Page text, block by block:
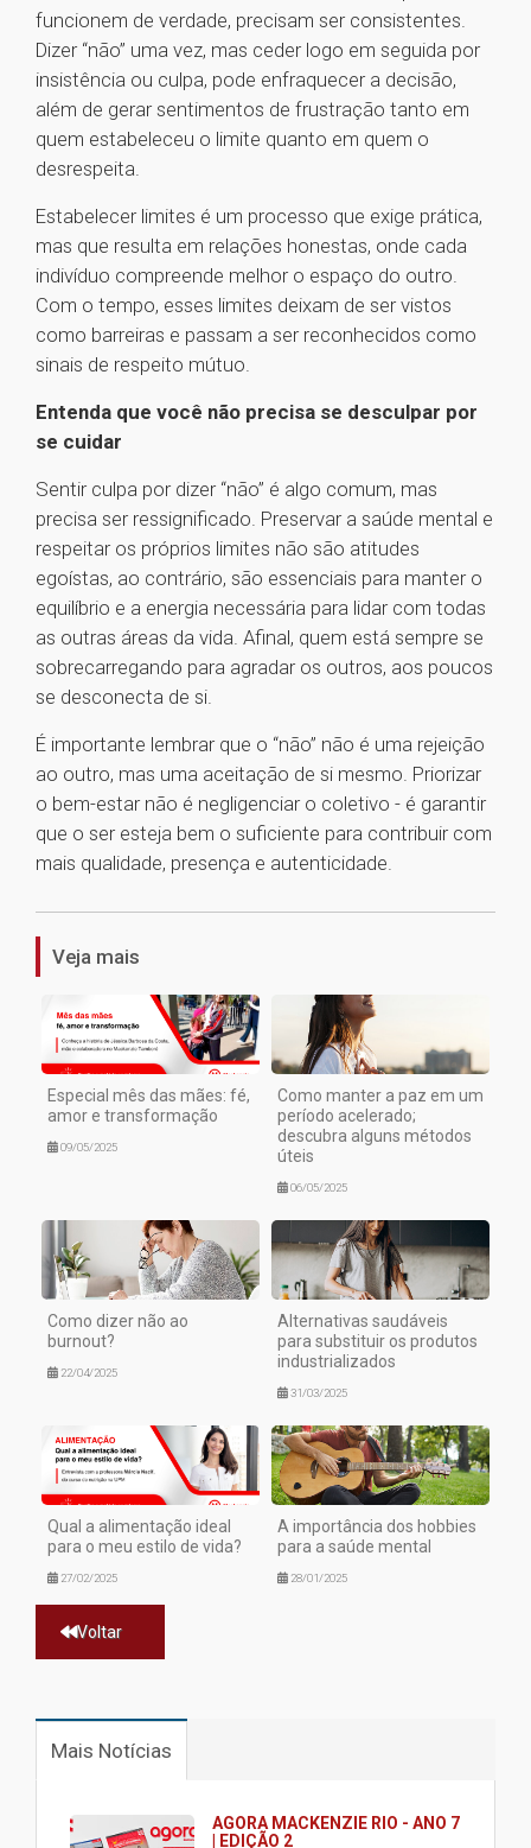
funcionem de verdade, precisam ser consistentes.
Dizer “não” uma vez, mas ceder logo em seguida por
insistência ou culpa, pode enfraquecer a decisão,
além de gerar sentimentos de frustração tanto em
quem estabeleceu o limite quanto em quem o
desrespeita.
Estabelecer limites é um processo que exige prática,
mas que resulta em relações honestas, onde cada
indivíduo compreende melhor o espaço do outro.
Com o tempo, esses limites deixam de ser vistos
como barreiras e passam a ser reconhecidos como
sinais de respeito mútuo.
Entenda que você não precisa se desculpar por
se cuidar
Sentir culpa por dizer “não” é algo comum, mas
precisa ser ressignificado. Preservar a saúde mental e
respeitar os próprios limites não são atitudes
egoístas, ao contrário, são essenciais para manter o
equilíbrio e a energia necessária para lidar com todas
as outras áreas da vida. Afinal, quem está sempre se
sobrecarregando para agradar os outros, aos poucos
se desconecta de si.
É importante lembrar que o “não” não é uma rejeição
ao outro, mas uma aceitação de si mesmo. Priorizar
o bem-estar não é negligenciar o coletivo - é garantir
que o ser esteja bem o suficiente para contribuir com
mais qualidade, presença e autenticidade.
1
Veja mais
Especial mês das mães: fé,
amor e transformação
09/05/2025
Como manter a paz em um
período acelerado;
descubra alguns métodos
úteis
06/05/2025
Como dizer não ao
burnout?
22/04/2025
Alternativas saudáveis
para substituir os produtos
industrializados
31/03/2025
Qual a alimentação ideal
para o meu estilo de vida?
27/02/2025
A importância dos hobbies
para a saúde mental
28/01/2025
Voltar
Mais Notícias
AGORA MACKENZIE RIO - ANO 7
| EDIÇÃO 2